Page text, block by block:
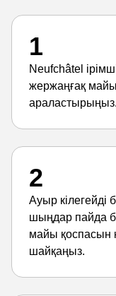
1
Neufchâtel
жержаңғақ
2
Ауыр кілегейді
шыңдар пайда
майы қоспасын
шайқаңыз.